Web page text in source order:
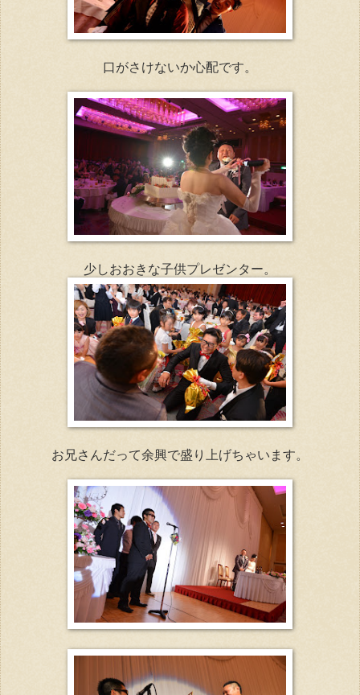
口がさけないか心配です。
少しおおきな子供プレゼンター。
お兄さんだって余興で盛り上げちゃいます。